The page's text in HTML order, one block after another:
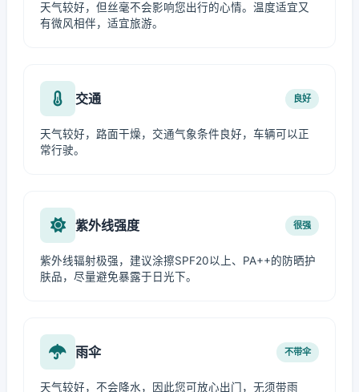
天气较好，但丝毫不会影响您出行的心情。温度适宜又
有微风相伴，适宜旅游。
交通 良好
天气较好，路面干燥，交通气象条件良好，车辆可以正
常行驶。
紫外线强度 很强
紫外线辐射极强，建议涂擦SPF20以上、PA++的防晒护
肤品，尽量避免暴露于日光下。
雨伞 不带伞
天气较好，不会降水，因此您可放心出门，无须带雨